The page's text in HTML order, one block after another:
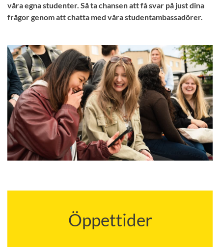
våra egna studenter. Så ta chansen att få svar på just dina
frågor genom att chatta med våra studentambassadörer.
Öppettider